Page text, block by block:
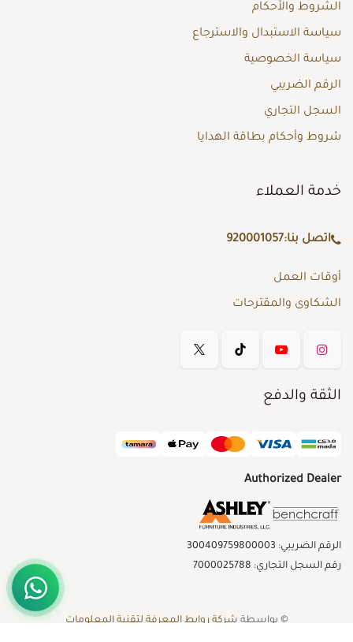
الشروط والأحكام
سياسة الاستبدال والاسترجاع
سياسة الخصوصية
الرقم الضريبي
السجل التجاري
شروط وأحكام بطاقة الهدايا
خدمة العملاء
اتصل بنا:920001057
أوقات العمل
الشكاوى والمقترحات
الثقة والدفع
Authorized Dealer
الرقم الضريبي: 300409759800003
رقم السجل التجاري: 7000025788
© بواسطة شركة روابط المعرفة لتقنية المعلومات